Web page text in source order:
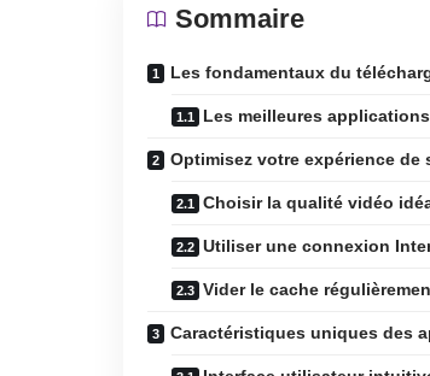
Sommaire
Les fondamentaux du
Les meilleures
Optimisez votre expérience de
Choisir la qualité vidéo
Utiliser une connexion
Vider le cache
Caractéristiques uniques des